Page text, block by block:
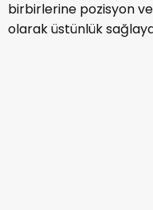
birbirlerine pozisyon
olarak üstünlük